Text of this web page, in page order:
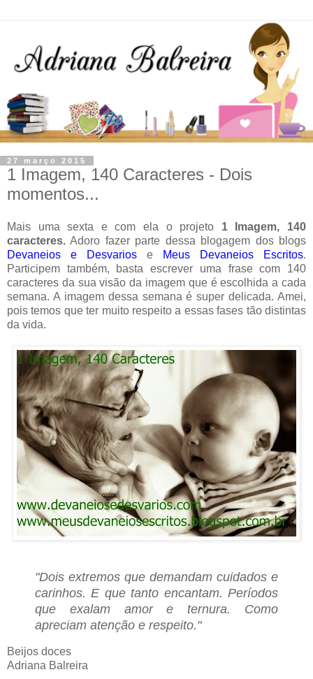
27 março 2015
1 Imagem, 140 Caracteres - Dois
momentos...
Mais uma sexta e com ela o projeto 1 Imagem, 140
caracteres. Adoro fazer parte dessa blogagem dos blogs
Devaneios e Desvarios e Meus Devaneios Escritos.
Participem também, basta escrever uma frase com 140
caracteres da sua visão da imagem que é escolhida a cada
semana. A imagem dessa semana é super delicada. Amei,
pois temos que ter muito respeito a essas fases tão distintas
da vida.
"Dois extremos que demandam cuidados e
carinhos. E que tanto encantam. Períodos
que exalam amor e ternura. Como
apreciam atenção e respeito."
Beijos doces
Adriana Balreira